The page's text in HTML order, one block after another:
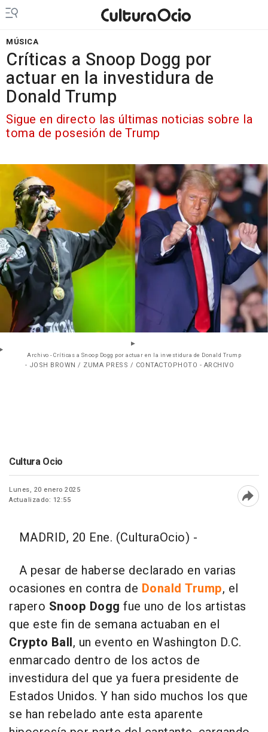
MÚSICA
Críticas a Snoop Dogg por
actuar en la investidura de
Donald Trump
Sigue en directo las últimas noticias sobre la
toma de posesión de Trump
Archivo - Críticas a Snoop Dogg por actuar en la investidura de Donald Trump
- JOSH BROWN / ZUMA PRESS / CONTACTOPHOTO - ARCHIVO
Cultura Ocio
Lunes, 20 enero 2025
Actualizado: 12:55
MADRID, 20 Ene. (CulturaOcio) -
A pesar de haberse declarado en varias
ocasiones en contra de Donald Trump, el
rapero Snoop Dogg fue uno de los artistas
que este fin de semana actuaban en el
Crypto Ball, un evento en Washington D.C.
enmarcado dentro de los actos de
investidura del que ya fuera presidente de
Estados Unidos. Y han sido muchos los que
se han rebelado ante esta aparente